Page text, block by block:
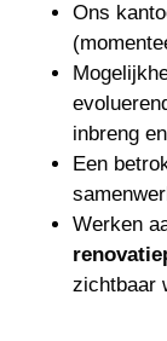
Ons
inbreng
Een
Werken
zichtbaar